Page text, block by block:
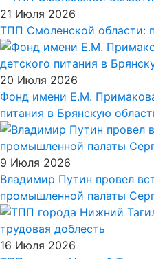
21 Июля 2026
ТПП Смоленской области:
20 Июля 2026
Фонд имени Е.М.
питания в Брянскую
9 Июля 2026
Владимир Путин провел
промышленной палаты
16 Июля 2026